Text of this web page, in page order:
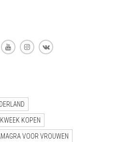
KOPEN
VOOR VROUWEN